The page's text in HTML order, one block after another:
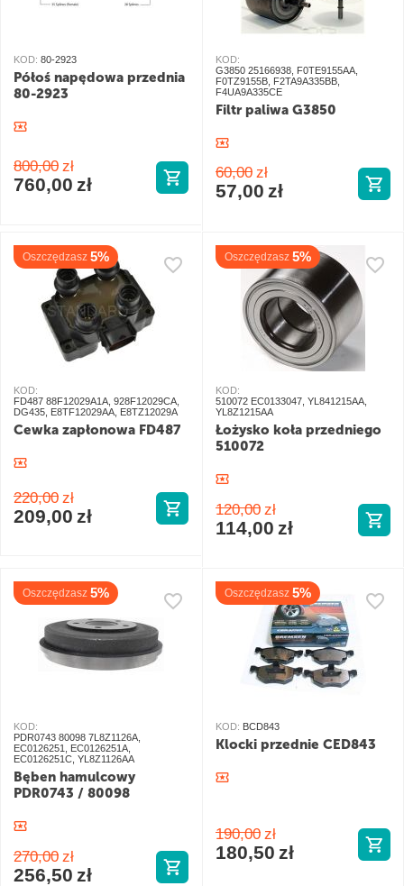
KOD: 80-2923
Półoś napędowa przednia
80-2923
800,00 zł
760,00 zł
KOD:
G3850 25166938, F0TE9155AA,
F0TZ9155B, F2TA9A335BB,
F4UA9A335CE
Filtr paliwa G3850
60,00 zł
57,00 zł
Oszczędzasz 5%
KOD:
FD487 88F12029A1A, 928F12029CA,
DG435, E8TF12029AA, E8TZ12029A
Cewka zapłonowa FD487
220,00 zł
209,00 zł
Oszczędzasz 5%
KOD:
510072 EC0133047, YL841215AA,
YL8Z1215AA
Łożysko koła przedniego
510072
120,00 zł
114,00 zł
Oszczędzasz 5%
KOD:
PDR0743 80098 7L8Z1126A,
EC0126251, EC0126251A,
EC0126251C, YL8Z1126AA
Bęben hamulcowy
PDR0743 / 80098
270,00 zł
256,50 zł
Oszczędzasz 5%
KOD: BCD843
Klocki przednie CED843
190,00 zł
180,50 zł